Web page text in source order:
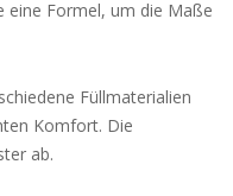
eine Formel, um die Maße
Füllmaterialien
Komfort. Die
ab.